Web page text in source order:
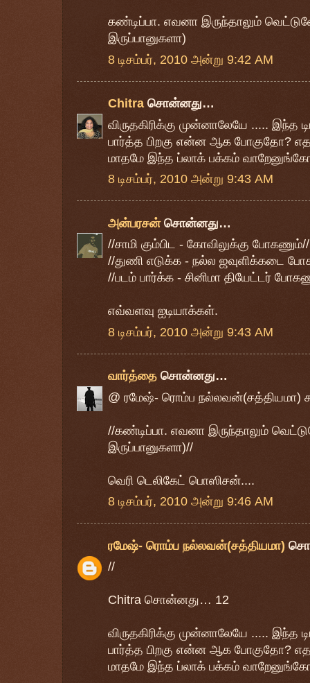
கண்டிப்பா. எவனா இருந்தாலும்
இருப்பானுகளா)
8 டிசம்பர், 2010 அன்று 9:42 AM
Chitra சொன்னது…
விருதகிரிக்கு முன்னாலேயே ..... இந்த
பார்த்த பிறகு என்ன ஆக போகுதோ?
மாதமே இந்த ப்லாக் பக்கம்
8 டிசம்பர், 2010 அன்று 9:43 AM
அன்பரசன்சொன்னது…
//சாமி கும்பிட - கோவிலுக்கு போகணும்//
//துணி எடுக்க - நல்ல ஜவுளிக்கடை
//படம் பார்க்க - சினிமா தியேட்டர்
எவ்வளவு ஐடியாக்கள்.
8 டிசம்பர், 2010 அன்று 9:43 AM
வார்த்தை சொன்னது…
@ ரமேஷ்- ரொம்ப நல்லவன்(சத்தியமா)
//கண்டிப்பா. எவனா இருந்தாலும்
இருப்பானுகளா)//
வெரி டெலிகேட் பொஸிசன்....
8 டிசம்பர், 2010 அன்று 9:46 AM
ரமேஷ்- ரொம்ப நல்லவன்(சத்தியமா)
//
Chitra சொன்னது… 12
விருதகிரிக்கு முன்னாலேயே ..... இந்த
பார்த்த பிறகு என்ன ஆக போகுதோ?
மாதமே இந்த ப்லாக் பக்கம்